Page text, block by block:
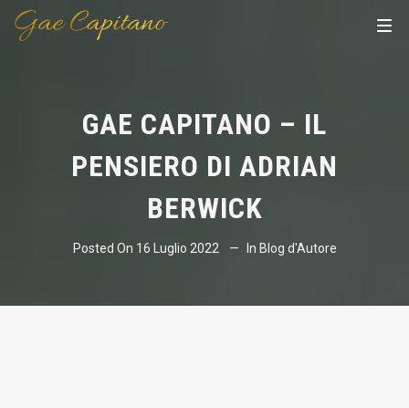
GAE CAPITANO – IL
PENSIERO DI ADRIAN
BERWICK
Posted On 16 Luglio 2022 In Blog d'Autore